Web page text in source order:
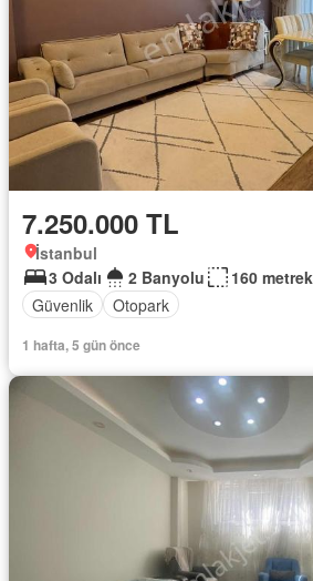
7.250.000 TL
İstanbul
3 Odalı
2 Banyolu
160
Güvenlik
Otopark
1 hafta, 5 gün önce